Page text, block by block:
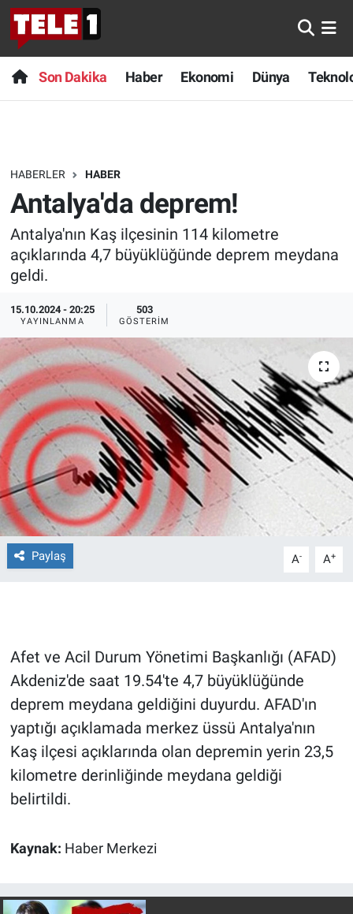
Son Dakika Haber Ekonomi Dünya
HABERLER HABER
Antalya'da deprem!
Antalya'nın Kaş ilçesinin 114 kilometre
açıklarında 4,7 büyüklüğünde deprem meydana
geldi.
15.10.2024 - 20:25
YAYINLANMA
503
GÖSTERIM
Paylaş A- A+
Afet ve Acil Durum Yönetimi Başkanlığı (AFAD)
Akdeniz'de saat 19.54'te 4,7 büyüklüğünde
deprem meydana geldiğini duyurdu. AFAD'ın
yaptığı açıklamada merkez üssü Antalya'nın
Kaş ilçesi açıklarında olan depremin yerin 23,5
kilometre derinliğinde meydana geldiği
belirtildi.
Kaynak: Haber Merkezi
Anında Manşet
Başka Sohbetler
Bilim turu
Bilim ve Teknoloji Evreni
Doğa Konuşuyor
Dünya
Ege Saati
Ege'den Esintiler
Eğitim
Eğlence
Ekonomi
Forum
Gün Bitiyor
Gün Ortası
Gündem Özel
Günün görüntüsü
Kimdir
Son Dakika
Haber
Dünya
Teknoloji
Sağlık
Spor
Yayın Akışı
İletişim
Nöbetçi Eczaneler
Hava Durumu
Trafik Durumu
Süper Lig Puan Durumu ve Fikstür
Tüm Manşetler
Son Dakika Haberleri
Haber Arşivi